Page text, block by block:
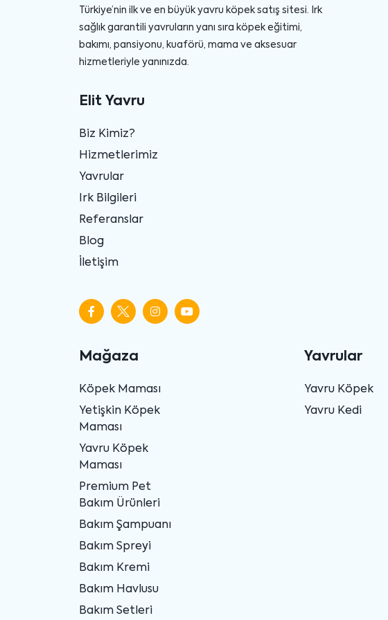
Türkiye’nin ilk ve en büyük yavru köpek satış sitesi. Irk
sağlık garantili yavruların yanı sıra köpek eğitimi,
bakımı, pansiyonu, kuaförü, mama ve aksesuar
hizmetleriyle yanınızda.
Elit Yavru
Biz Kimiz?
Hizmetlerimiz
Yavrular
Irk Bilgileri
Referanslar
Blog
İletişim
Mağaza
Köpek Maması
Yetişkin Köpek
Maması
Yavru Köpek
Maması
Premium Pet
Bakım Ürünleri
Bakım Şampuanı
Bakım Spreyi
Bakım Kremi
Bakım Havlusu
Bakım Setleri
Yavrular
Yavru Köpek
Yavru Kedi